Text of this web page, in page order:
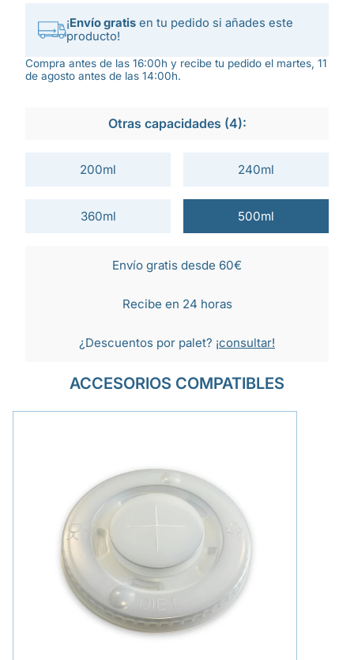
¡Envío gratis en tu pedido si añades este
producto!
Compra antes de las 16:00h y recibe tu pedido el martes, 11
de agosto antes de las 14:00h.
Otras capacidades (4):
200ml 240ml
360ml 500ml
Envío gratis desde 60€
Recibe en 24 horas
¿Descuentos por palet? ¡consultar!
ACCESORIOS COMPATIBLES